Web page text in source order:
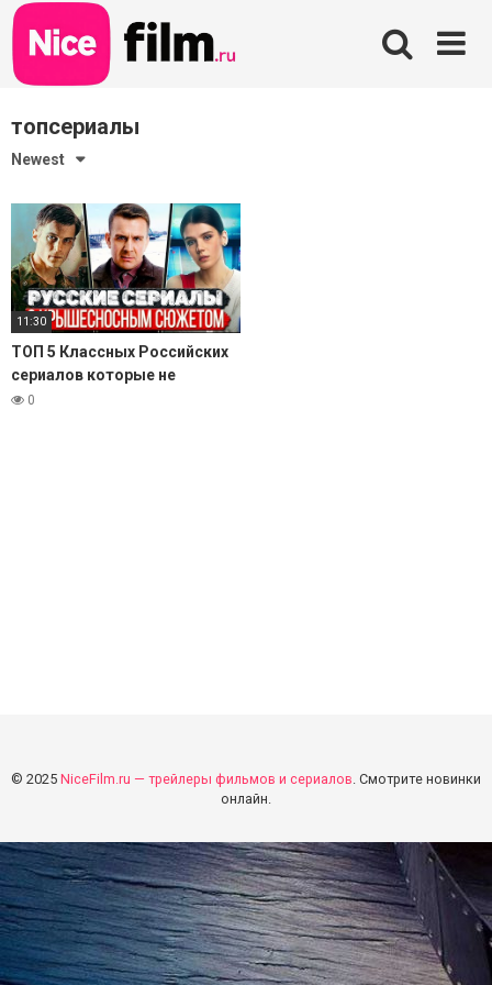
Skip
to
content
топсериалы
Newest
11:30
ТОП 5 Классных Российских
сериалов которые не
уступают зарубежным
0
© 2025 NiceFilm.ru — трейлеры фильмов и сериалов. Смотрите новинки
онлайн.